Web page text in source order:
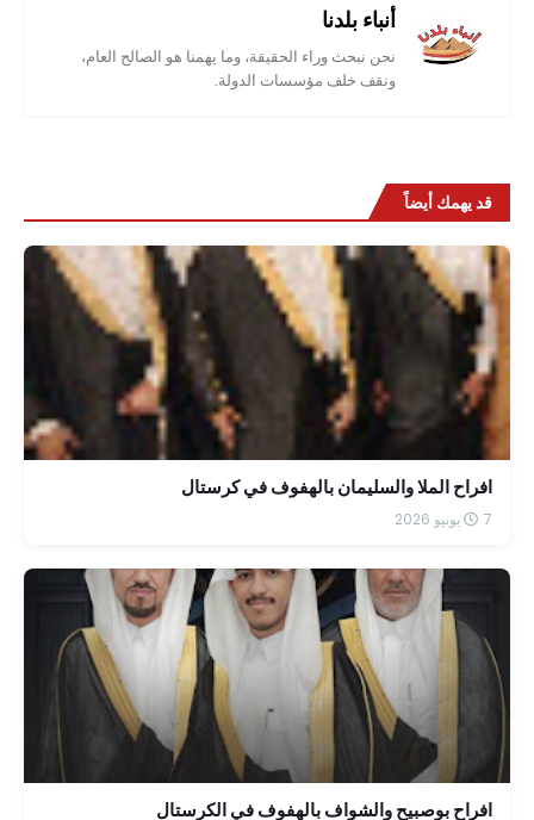
أنباء بلدنا
نحن نبحث وراء الحقيقة، وما يهمنا هو الصالح العام،
ونقف خلف مؤسسات الدولة.
قد يهمك أيضاً
افراح الملا والسليمان بالهفوف في كرستال
7 يونيو 2026
افراح بوصبيح والشواف بالهفوف في الكرستال